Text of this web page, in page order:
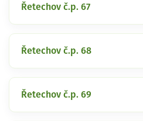
Řetechov č.p. 67
Řetechov č.p. 68
Řetechov č.p. 69